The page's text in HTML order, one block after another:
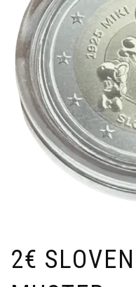
2€